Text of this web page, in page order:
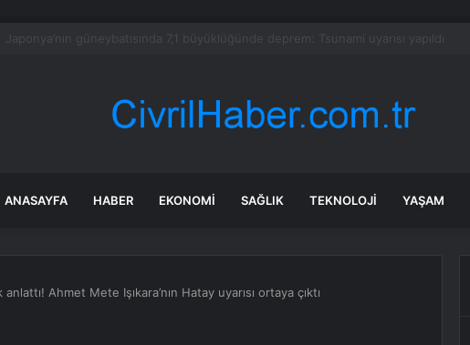
Silivri’de 3. Yangın
ANASAYFA HABER EKONOMI SAĞLIK TEKNOLOJI YAŞAM
Ahmet Mete Işıkara’nın Hatay uyarısı ortaya çıktı